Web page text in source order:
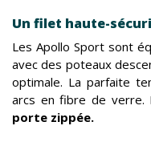
Un filet haute-
Les Apollo Sport sont
avec des poteaux
optimale. La parfaite
arcs en fibre de verre.
porte zippée.